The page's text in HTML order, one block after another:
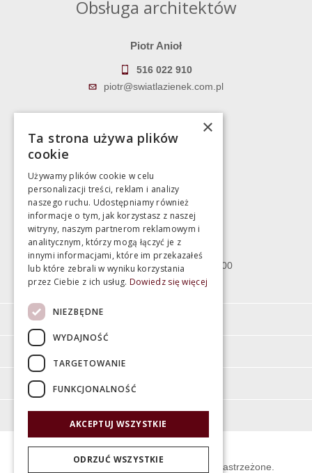
Obsługa architektów
Piotr Anioł
516 022 910
piotr@swiatlazienek.com.pl
783 043 083
Magazyn
Bartycka 24/26 Hala 100
00-716 Warszawa
poniedziałek - piątek 10:00 - 18:00
sobota 10:00 - 15:00
Moje konto
O firmie
© Świat Łazienek XXI w. Wszelkie prawa zastrzeżone.
×
Ta strona używa plików
cookie
Używamy plików cookie w celu
personalizacji treści, reklam i analizy
naszego ruchu. Udostępniamy również
informacje o tym, jak korzystasz z naszej
witryny, naszym partnerom reklamowym i
analitycznym, którzy mogą łączyć je z
innymi informacjami, które im przekazałeś
lub które zebrali w wyniku korzystania
przez Ciebie z ich usług. Dowiedz się więcej
NIEZBĘDNE
WYDAJNOŚĆ
TARGETOWANIE
FUNKCJONALNOŚĆ
AKCEPTUJ WSZYSTKIE
ODRZUĆ WSZYSTKIE